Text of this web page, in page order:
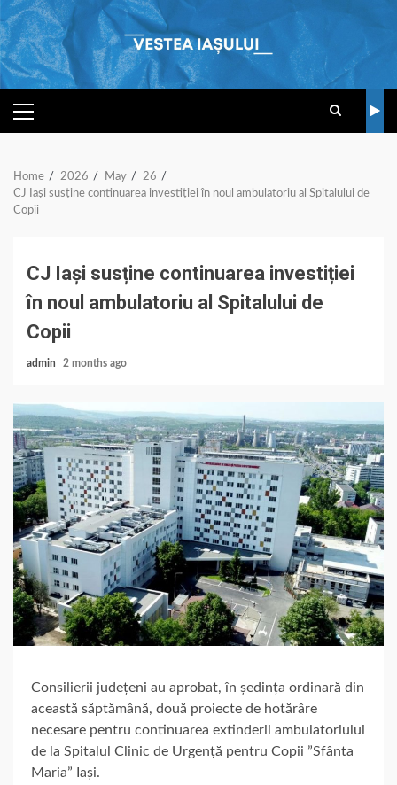
Skip
to
content
PRIMARY
MENU
Home 2026 May
26
CJ Iași susține continuarea investiției în noul ambulatoriu al Spitalului de
Copii
CJ Iași susține continuarea investiției
în noul ambulatoriu al Spitalului de
Copii
admin 2 months ago
Consilierii județeni au aprobat, în ședința ordinară din
această săptămână, două proiecte de hotărâre
necesare pentru continuarea extinderii ambulatoriului
de la Spitalul Clinic de Urgență pentru Copii ”Sfânta
Maria” Iași.